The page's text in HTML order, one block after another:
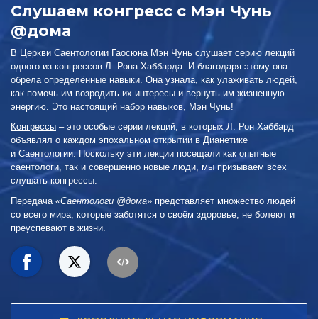
Слушаем конгресс с Мэн Чунь
@дома
В Церкви Саентологии Гаосюна Мэн Чунь слушает серию лекций
одного из конгрессов Л. Рона Хаббарда. И благодаря этому она
обрела определённые навыки. Она узнала, как улаживать людей,
как помочь им возродить их интересы и вернуть им жизненную
энергию. Это настоящий набор навыков, Мэн Чунь!
Конгрессы – это особые серии лекций, в которых Л. Рон Хаббард
объявлял о каждом эпохальном открытии в Дианетике
и Саентологии. Поскольку эти лекции посещали как опытные
саентологи, так и совершенно новые люди, мы призываем всех
слушать конгрессы.
Передача «Саентологи @дома» представляет множество людей
со всего мира, которые заботятся о своём здоровье, не болеют и
преуспевают в жизни.